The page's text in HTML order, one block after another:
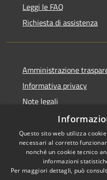
Leggi le FAQ
Richiesta di assistenza
Amministrazione
Informativa privacy
Note legali
Dichiarazione di
RSS
Questo sito web utilizza
necessari al corretto
nonché un cookie tecnico
informazioni
Per maggiori dettagli, può